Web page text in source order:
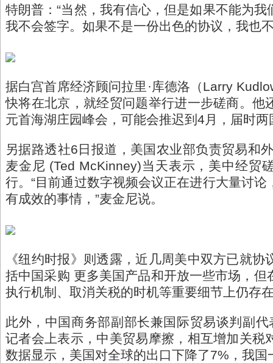
特朗普：“当然，我有信心，但是如果不能为
我不会签字。如果不是一份出色的协议，我也
据白宫首席经济顾问拉里·库德洛（Larry
快将在北京，就经贸问题举行进一步磋商。他
元首海湖庄园峰会，可能会推迟到4月，届时
另据路透社6日报道，美国农业部负责贸易和
麦金尼 (Ted McKinney)当天表示，美中经贸
行。“目前通过数字视频会议正在进行大量讨
有成效的事情，”麦金尼说。
《纽约时报》则透露，近几周美中双方已就
括中国采购 更多美国产品和开放一些市场，但
执行机制、取消关税的时机等重要细节上仍存
此外，中国商务部副部长兼国际贸易谈判副
记者会上表示，中美贸易摩擦，相互增加关税
数据显示，美国对全球的出口下降了7%，我